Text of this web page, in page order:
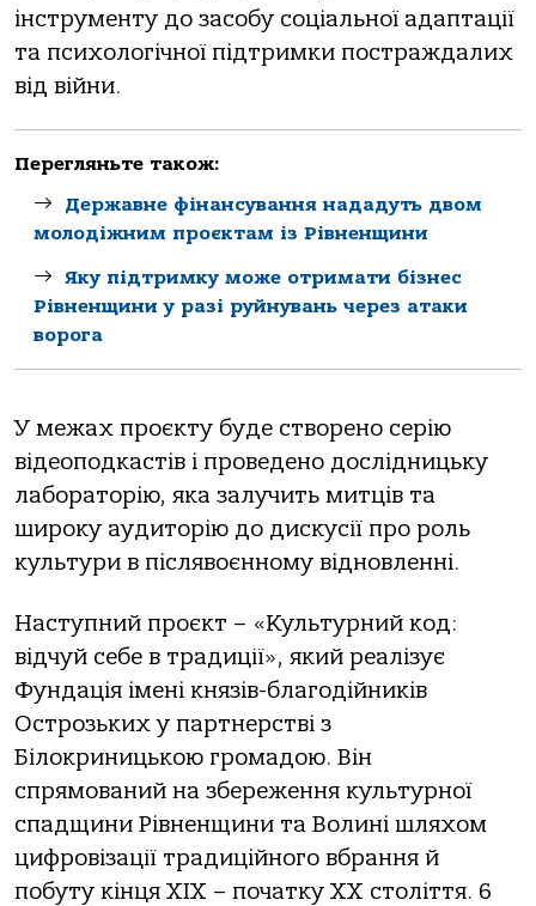
інструменту до засобу соціальної адаптації
та психологічної підтримки постраждалих
від війни.
Перегляньте також:
Державне фінансування нададуть двом
молодіжним проєктам із Рівненщини
Яку підтримку може отримати бізнес
Рівненщини у разі руйнувань через атаки
ворога
У межах проєкту буде створено серію
відеоподкастів і проведено дослідницьку
лабораторію, яка залучить митців та
широку аудиторію до дискусії про роль
культури в післявоєнному відновленні.
Наступний проєкт – «Культурний код:
відчуй себе в традиції», який реалізує
Фундація імені князів-благодійників
Острозьких у партнерстві з
Білокриницькою громадою. Він
спрямований на збереження культурної
спадщини Рівненщини та Волині шляхом
цифровізації традиційного вбрання й
побуту кінця XIX – початку XX століття. 6